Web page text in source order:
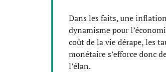
Dans les faits, une
dynamisme pour
coût de la vie dérape, les
monétaire s’efforce donc
l’élan.